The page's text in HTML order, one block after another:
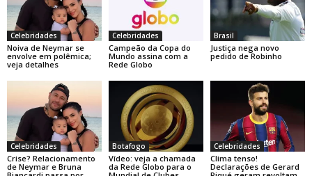
Celebridades
Noiva de Neymar se
envolve em polêmica;
veja detalhes
Celebridades
Campeão da Copa do
Mundo assina com a
Rede Globo
Brasil
Justiça nega novo
pedido de Robinho
Celebridades
Crise? Relacionamento
de Neymar e Bruna
Botafogo
Vídeo: veja a chamada
da Rede Globo para o
Celebridades
Clima tenso!
Declarações de Gerard